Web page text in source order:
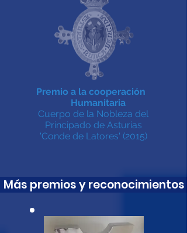
Premio a la cooperación
Humanitaria
Cuerpo de la Nobleza del
Principado de Asturias
'Conde de Latores' (2015)
y